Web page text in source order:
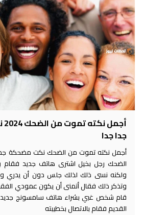
جدا جدا
أجمل نكته تموت من الضحك نكت مضحكة
الضحك رجل بخيل اشترى هاتف جديد
ولكنه نسى ذلك لذلك جلس دون أن
وتذكر ذلك فقال أتمنى أن يكون عمودي
قام شخص غبي بشراء هاتف سامسونج جديد
القديم فقام بالاتصال بخطيبته